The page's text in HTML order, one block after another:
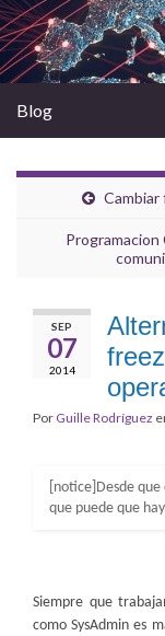
Blog
Cambiar
Programacion
SEP
07
2014
Por Guille Rodríguez
[notice]Desde
que puede que
Siempre que
como SysAdmin es